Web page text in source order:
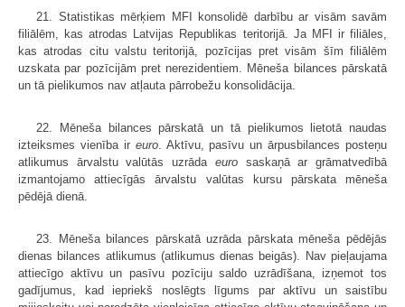
21. Statistikas mērķiem MFI konsolidē darbību ar visām savām
filiālēm, kas atrodas Latvijas Republikas teritorijā. Ja MFI ir filiāles,
kas atrodas citu valstu teritorijā, pozīcijas pret visām šīm filiālēm
uzskata par pozīcijām pret nerezidentiem. Mēneša bilances pārskatā
un tā pielikumos nav atļauta pārrobežu konsolidācija.
22. Mēneša bilances pārskatā un tā pielikumos lietotā naudas
izteiksmes vienība ir euro. Aktīvu, pasīvu un ārpusbilances posteņu
atlikumus ārvalstu valūtās uzrāda eurosaskaņā ar grāmatvedībā
izmantojamo attiecīgās ārvalstu valūtas kursu pārskata mēneša
pēdējā dienā.
23. Mēneša bilances pārskatā uzrāda pārskata mēneša pēdējās
dienas bilances atlikumus (atlikumus dienas beigās). Nav pieļaujama
attiecīgo aktīvu un pasīvu pozīciju saldo uzrādīšana, izņemot tos
gadījumus, kad iepriekš noslēgts līgums par aktīvu un saistību